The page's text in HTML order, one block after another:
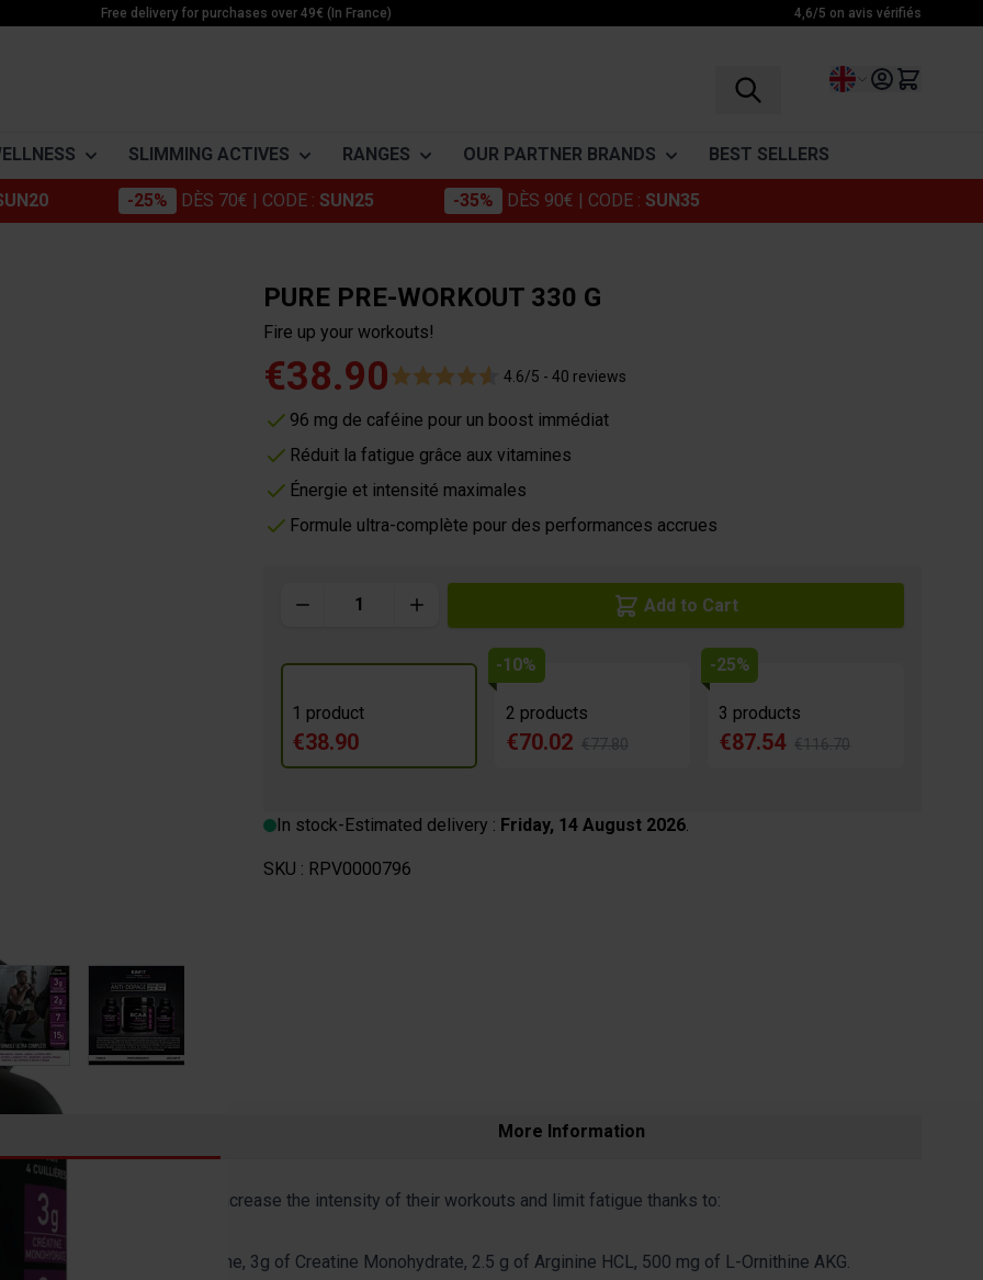
Free delivery for purchases over 49€ (In France) 4,6/5 on avis vérifiés
Language
Pre workout
Creatines
Cakes
Bars & Pods
Drinks
Gels
Drinks
During exercice
Potassium
Zinc
SLIMMING ACTIVES
Morosil Apple cider vinegar
Green tea
RANGES
Building muscle
Active Food
Care
OUR PARTNER BRANDS
Granions
Punch Power
BEST SELLERS
-25% DÈS 70€ | CODE : SUN25 -35% DÈS 90€ | CODE : SUN35
View larger imageView larger image
PURE PRE-WORKOUT 330 G
Fire up your workouts!
€38.90 4.6/5 - 40 reviews
96 mg de caféine pour un boost immédiat
Réduit la fatigue grâce aux vitamines
Énergie et intensité maximales
Formule ultra-complète pour des performances accrues
Add to Cart
1 product
€38.90
-10%
2 products
€70.02 €77.80
-25%
3 products
€87.54 €116.70
In stock-Estimated delivery : Friday, 14 August 2026.
SKU : RPV0000796
More Information
suited to men looking to increase the intensity of their workouts and limit fatigue thanks to:
fatigue
Citrulline, 2 g of BetaAlanine, 3g of Creatine Monohydrate, 2.5 g of Arginine HCL, 500 mg of L-Ornithine AKG.